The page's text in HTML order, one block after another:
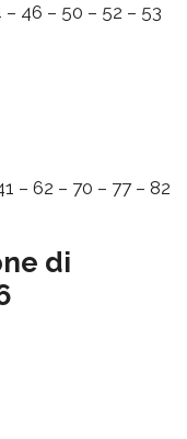
– 46 – 50 – 52 – 53
– 62 – 70 – 77 – 82
di